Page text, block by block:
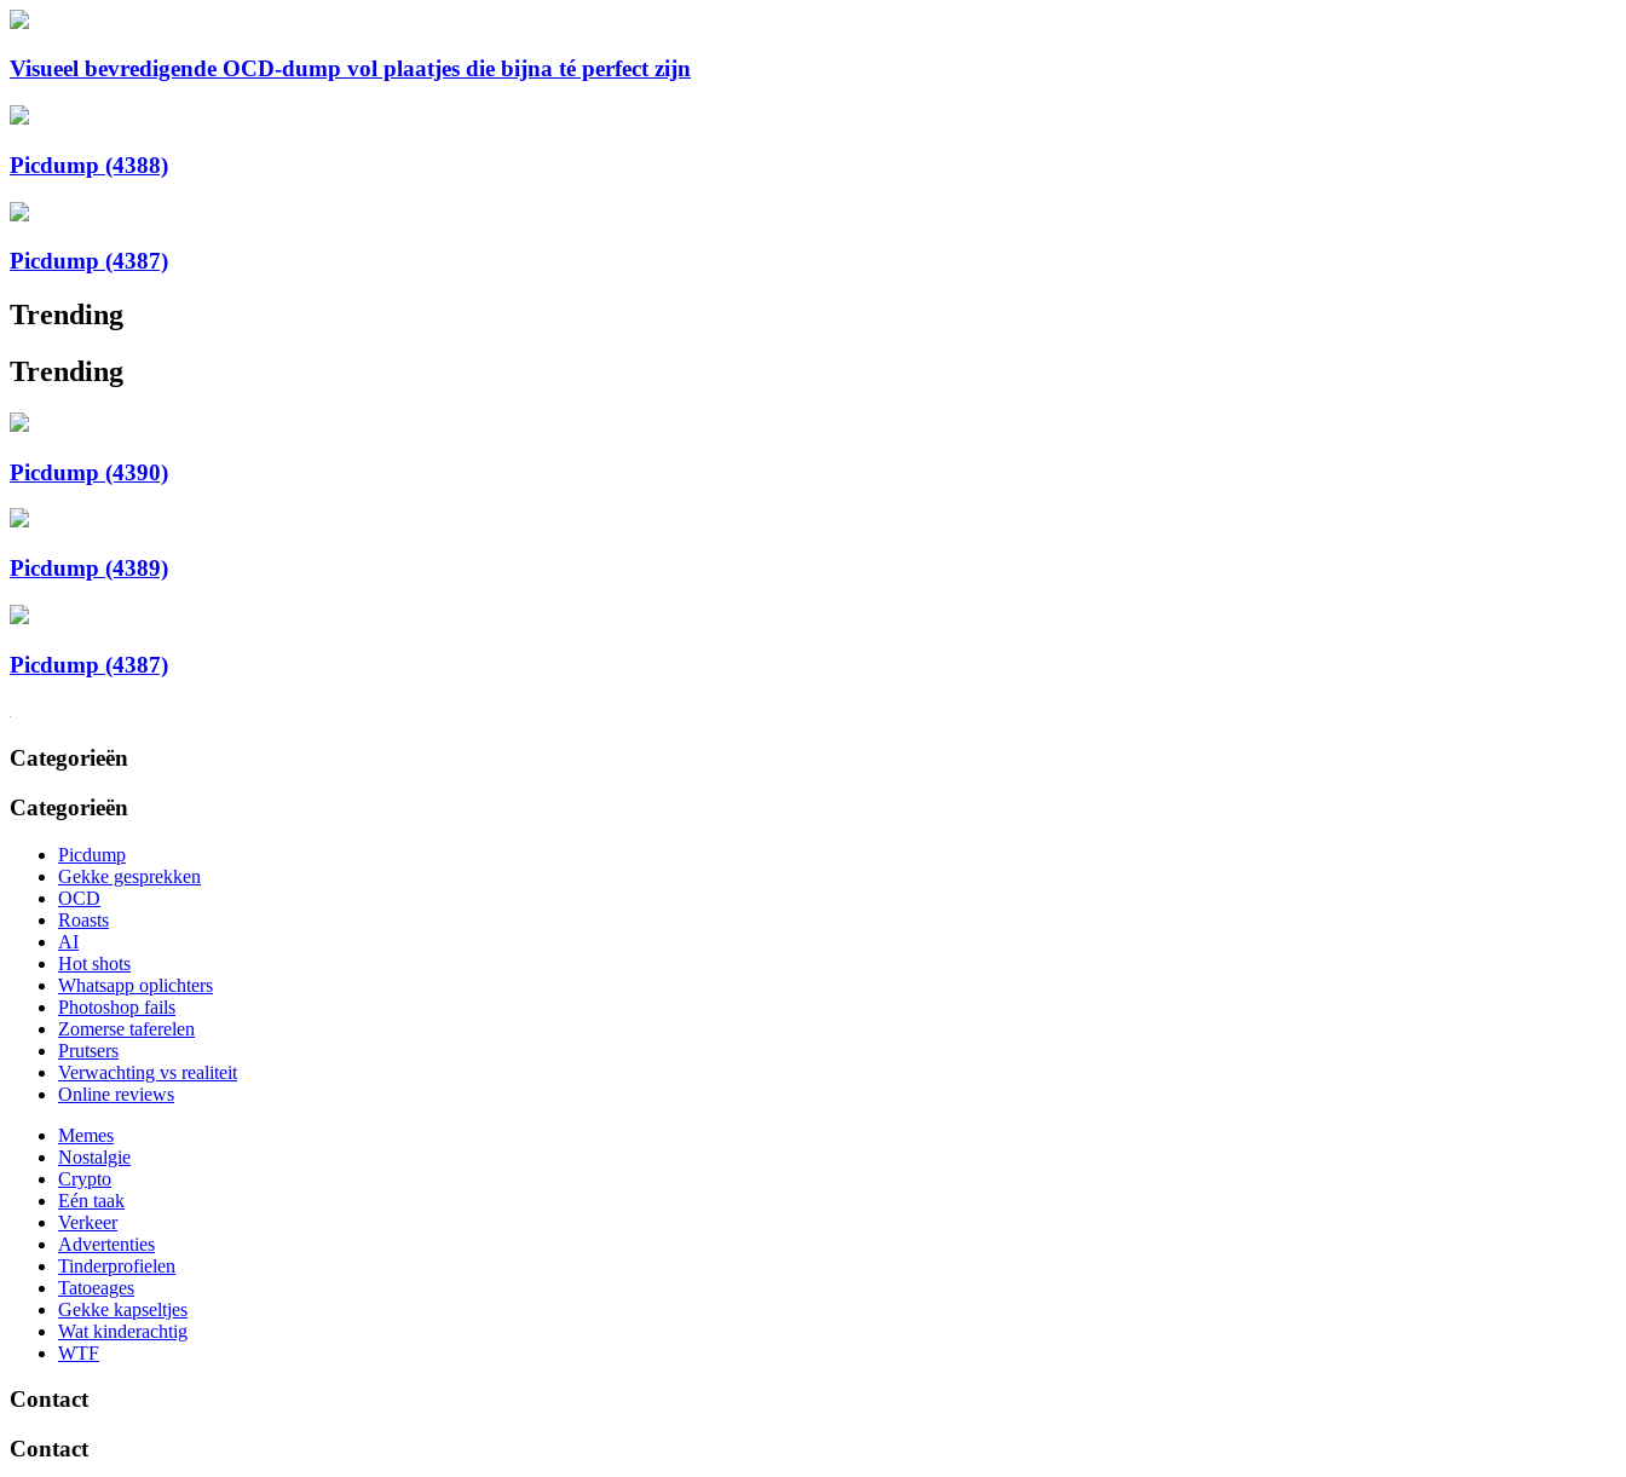
Visueel bevredigende OCD-dump vol plaatjes die bijna té perfect zijn
Picdump (4388)
Picdump (4387)
Trending
Trending
Picdump (4390)
Picdump (4389)
Picdump (4387)
Categorieën
Categorieën
Picdump
Gekke gesprekken
OCD
Roasts
AI
Hot shots
Whatsapp oplichters
Photoshop fails
Zomerse taferelen
Prutsers
Verwachting vs realiteit
Online reviews
Memes
Nostalgie
Crypto
Eén taak
Verkeer
Advertenties
Tinderprofielen
Tatoeages
Gekke kapseltjes
Wat kinderachtig
WTF
Contact
Contact